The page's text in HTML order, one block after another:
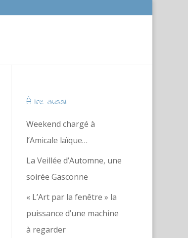
À lire aussi
Weekend chargé à
l’Amicale laïque…
La Veillée d’Automne, une
soirée Gasconne
« L’Art par la fenêtre » la
puissance d’une machine
à regarder